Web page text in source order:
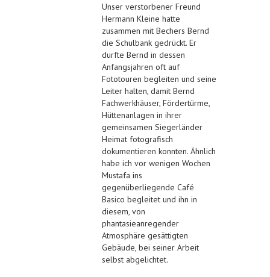
Unser verstorbener Freund
Hermann Kleine hatte
zusammen mit Bechers Bernd
die Schulbank gedrückt. Er
durfte Bernd in dessen
Anfangsjahren oft auf
Fototouren begleiten und seine
Leiter halten, damit Bernd
Fachwerkhäuser, Fördertürme,
Hüttenanlagen in ihrer
gemeinsamen Siegerländer
Heimat fotografisch
dokumentieren konnten. Ähnlich
habe ich vor wenigen Wochen
Mustafa ins
gegenüberliegende Café
Basico begleitet und ihn in
diesem, von
phantasieanregender
Atmosphäre gesättigten
Gebäude, bei seiner Arbeit
selbst abgelichtet.